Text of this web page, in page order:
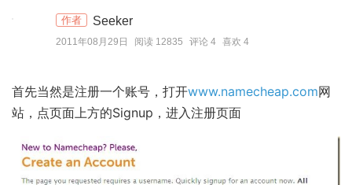
建
硬
作者 Seeker
2011年08月29日 阅读 12835 评论 4 喜欢 4
首先当然是注册一个账号，打开www.namecheap.com网
站，点页面上方的Signup，进入注册页面